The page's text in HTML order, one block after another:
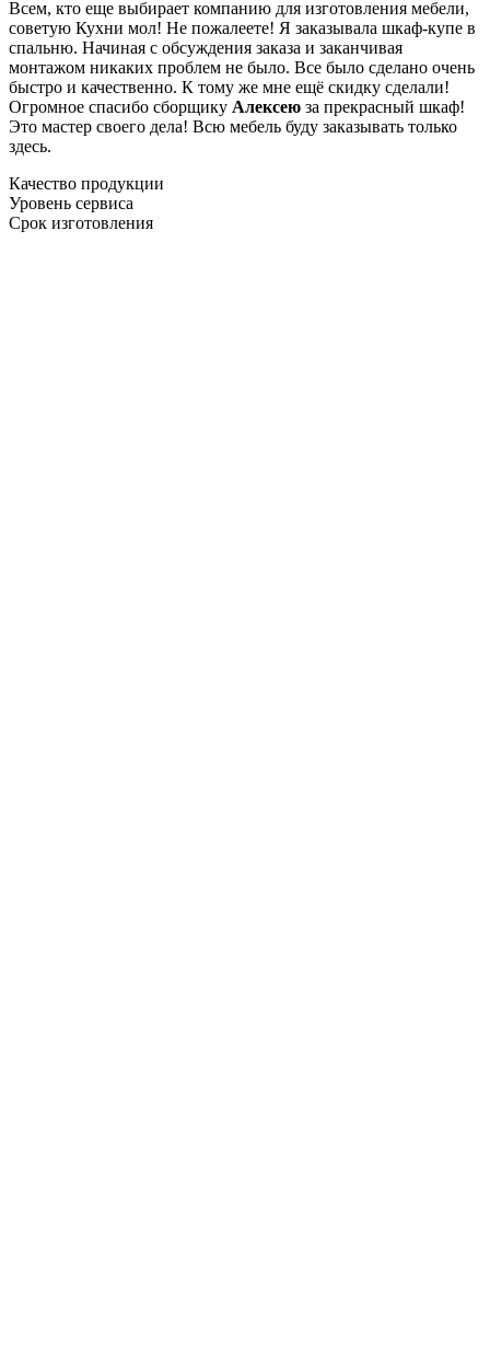
Всем, кто еще выбирает компанию для изготовления мебели,
советую Кухни мол! Не пожалеете! Я заказывала шкаф-купе в
спальню. Начиная с обсуждения заказа и заканчивая
монтажом никаких проблем не было. Все было сделано очень
быстро и качественно. К тому же мне ещё скидку сделали!
Огромное спасибо сборщику Алексею за прекрасный шкаф!
Это мастер своего дела! Всю мебель буду заказывать только
здесь.
Качество продукции
Уровень сервиса
Срок изготовления